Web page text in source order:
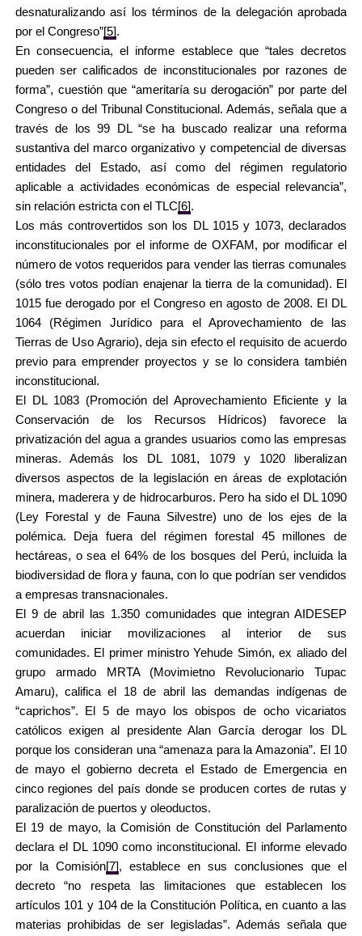
desnaturalizando así los términos de la delegación aprobada
por el Congreso”[5].
En consecuencia, el informe establece que “tales decretos
pueden ser calificados de inconstitucionales por razones de
forma”, cuestión que “ameritaría su derogación” por parte del
Congreso o del Tribunal Constitucional. Además, señala que a
través de los 99 DL “se ha buscado realizar una reforma
sustantiva del marco organizativo y competencial de diversas
entidades del Estado, así como del régimen regulatorio
aplicable a actividades económicas de especial relevancia”,
sin relación estricta con el TLC[6].
Los más controvertidos son los DL 1015 y 1073, declarados
inconstitucionales por el informe de OXFAM, por modificar el
número de votos requeridos para vender las tierras comunales
(sólo tres votos podían enajenar la tierra de la comunidad). El
1015 fue derogado por el Congreso en agosto de 2008. El DL
1064 (Régimen Jurídico para el Aprovechamiento de las
Tierras de Uso Agrario), deja sin efecto el requisito de acuerdo
previo para emprender proyectos y se lo considera también
inconstitucional.
El DL 1083 (Promoción del Aprovechamiento Eficiente y la
Conservación de los Recursos Hídricos) favorece la
privatización del agua a grandes usuarios como las empresas
mineras. Además los DL 1081, 1079 y 1020 liberalizan
diversos aspectos de la legislación en áreas de explotación
minera, maderera y de hidrocarburos. Pero ha sido el DL 1090
(Ley Forestal y de Fauna Silvestre) uno de los ejes de la
polémica. Deja fuera del régimen forestal 45 millones de
hectáreas, o sea el 64% de los bosques del Perú, incluida la
biodiversidad de flora y fauna, con lo que podrían ser vendidos
a empresas transnacionales.
El 9 de abril las 1.350 comunidades que integran AIDESEP
acuerdan iniciar movilizaciones al interior de sus
comunidades. El primer ministro Yehude Simón, ex aliado del
grupo armado MRTA (Movimietno Revolucionario Tupac
Amaru), califica el 18 de abril las demandas indígenas de
“caprichos”. El 5 de mayo los obispos de ocho vicariatos
católicos exigen al presidente Alan García derogar los DL
porque los consideran una “amenaza para la Amazonia”. El 10
de mayo el gobierno decreta el Estado de Emergencia en
cinco regiones del país donde se producen cortes de rutas y
paralización de puertos y oleoductos.
El 19 de mayo, la Comisión de Constitución del Parlamento
declara el DL 1090 como inconstitucional. El informe elevado
por la Comisión[7], establece en sus conclusiones que el
decreto “no respeta las limitaciones que establecen los
artículos 101 y 104 de la Constitución Política, en cuanto a las
materias prohibidas de ser legisladas”. Además señala que